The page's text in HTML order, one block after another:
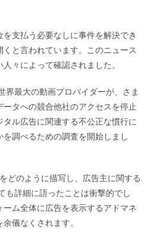
支払う必要なしに事件を解決でき
と言われています。このニュース
々によって確認されました。
界最大の動画プロバイダーが、さま
タへの競合他社のアクセスを停止
ル広告に関連する不公正な慣行に
調べるための調査を開始しまし
どのように描写し、広告主に関する
も詳細に語ったことは衝撃的でし
ム全体に広告を表示するアドマネ
儀なくされます。